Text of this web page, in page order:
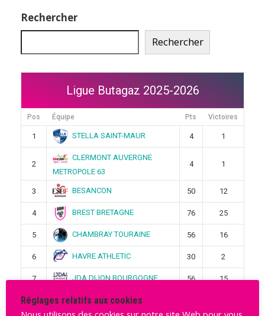
Rechercher
Rechercher
Ligue Butagaz 2025-2026
Pos Équipe Pts Victoires
1 STELLA SAINT-MAUR 4 1
2
CLERMONT AUVERGNE
METROPOLE 63
4 1
3 BESANCON 50 12
4 BREST BRETAGNE 76 25
5 CHAMBRAY TOURAINE 56 16
6 HAVRE ATHLETIC 30 2
7 JDA DIJON BOURGOGNE 56 15
8 METZ
Réglages relatifs aux cookies